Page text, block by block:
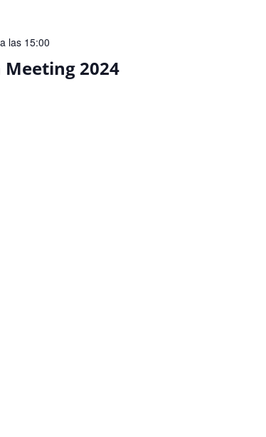
2024
las 15:00